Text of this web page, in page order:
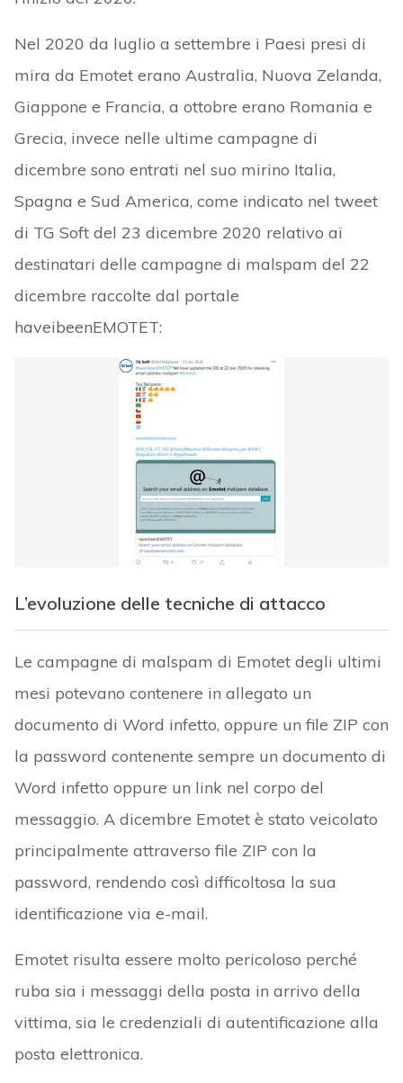
Nel 2020 da luglio a settembre i Paesi presi di
mira da Emotet erano Australia, Nuova Zelanda,
Giappone e Francia, a ottobre erano Romania e
Grecia, invece nelle ultime campagne di
dicembre sono entrati nel suo mirino Italia,
Spagna e Sud America, come indicato nel tweet
di TG Soft del 23 dicembre 2020 relativo ai
destinatari delle campagne di malspam del 22
dicembre raccolte dal portale
haveibeenEMOTET:
L’evoluzione delle tecniche di attacco
Le campagne di malspam di Emotet degli ultimi
mesi potevano contenere in allegato un
documento di Word infetto, oppure un file ZIP con
la password contenente sempre un documento di
Word infetto oppure un link nel corpo del
messaggio. A dicembre Emotet è stato veicolato
principalmente attraverso file ZIP con la
password, rendendo così difficoltosa la sua
identificazione via e-mail.
Emotet risulta essere molto pericoloso perché
ruba sia i messaggi della posta in arrivo della
vittima, sia le credenziali di autentificazione alla
posta elettronica.